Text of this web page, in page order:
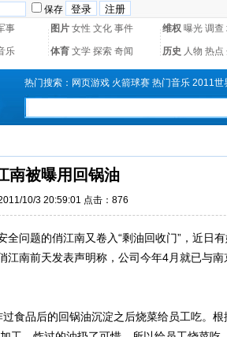
保存
事 图片 女性 文化 事件 维权 曝光 调查
乐 体育 文学 探索 奇闻 历史 人物 热点
热门搜索： 网页游戏 火箭球赛 热门音乐 2011世
南被曝用回锅油
10/3 20:59:01 点击： 876
问题的俏江南又卷入“剩油回收门”，近日
江南前天发表声明称，公司今年4月就已与
品后的回锅油沉淀之后烧菜给员工吃。根